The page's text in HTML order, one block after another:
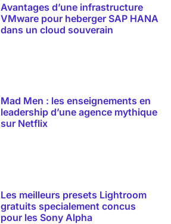
Avantages d’une infrastructure
VMware pour heberger SAP HANA
dans un cloud souverain
Mad Men : les enseignements en
leadership d’une agence mythique
sur Netflix
Les meilleurs presets Lightroom
gratuits specialement concus
pour les Sony Alpha